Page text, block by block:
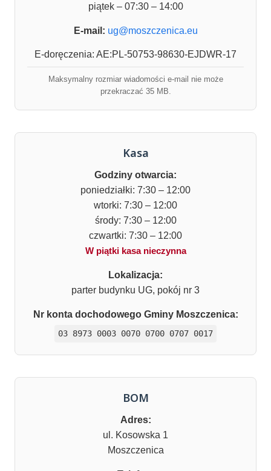
piątek – 07:30 – 14:00
E-mail: ug@moszczenica.eu
E-doręczenia: AE:PL-50753-98630-EJDWR-17
Maksymalny rozmiar wiadomości e-mail nie może
przekraczać 35 MB.
Kasa
Godziny otwarcia:
poniedziałki: 7:30 – 12:00
wtorki: 7:30 – 12:00
środy: 7:30 – 12:00
czwartki: 7:30 – 12:00
W piątki kasa nieczynna
Lokalizacja:
parter budynku UG, pokój nr 3
Nr konta dochodowego Gminy Moszczenica:
03 8973 0003 0070 0700 0707 0017
BOM
Adres:
ul. Kosowska 1
Moszczenica